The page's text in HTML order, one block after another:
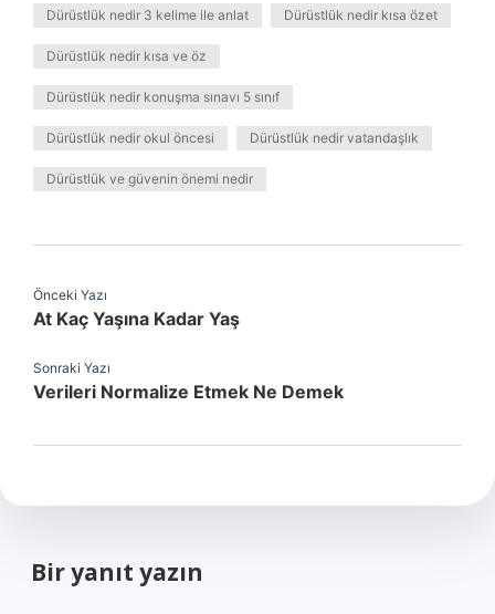
Dürüstlük nedir 3 kelime ile anlat Dürüstlük nedir kısa özet
Dürüstlük nedir kısa ve öz
Dürüstlük nedir konuşma sınavı 5 sınıf
Dürüstlük nedir okul öncesi Dürüstlük nedir vatandaşlık
Dürüstlük ve güvenin önemi nedir
Önceki Yazı
At Kaç Yaşına Kadar Yaş
Sonraki Yazı
Verileri Normalize Etmek Ne Demek
Bir yanıt yazın